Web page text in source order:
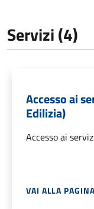
Servizi (4)
Accesso ai
Edilizia)
Accesso ai
VAI ALLA PAGINA